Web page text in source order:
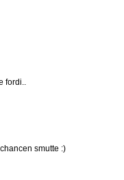
fordi..
smutte :)